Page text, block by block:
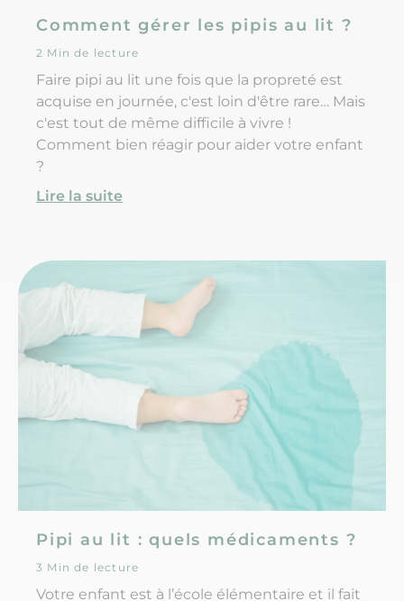
Comment gérer les pipis au lit ?
2 Min de lecture
Faire pipi au lit une fois que la propreté est
acquise en journée, c'est loin d'être rare… Mais
c'est tout de même difficile à vivre !
Comment bien réagir pour aider votre enfant
?
Lire la suite
Pipi au lit : quels médicaments ?
3 Min de lecture
Votre enfant est à l’école élémentaire et il fait